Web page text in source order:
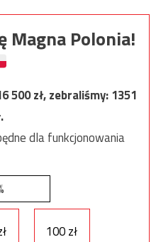
Magna Polonia!
500zł, zebraliśmy:1351
dla funkcjonowania
100 zł